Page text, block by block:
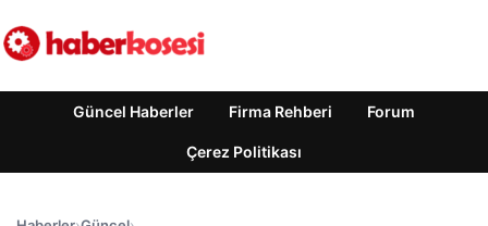
Güncel Haberler Firma Rehberi Forum
Çerez Politikası